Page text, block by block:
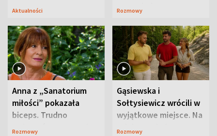
Aktualności
zapowiada
Rozmowy
Anna z „Sanatorium
miłości” pokazała
biceps. Trudno
uwierzyć, co przeszła
Rozmowy
Gąsiewska i
Sołtysiewicz wrócili w
wyjątkowe miejsce. Na
szlaku czekał
Rozmowy